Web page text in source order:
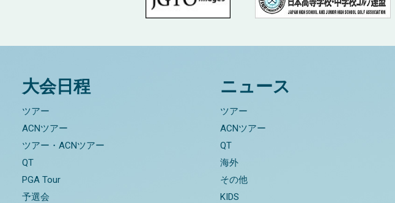
大会日程
ツアー
ACNツアー
ツアー・ACNツアー
QT
PGA Tour
予選会
ニュース
ツアー
ACNツアー
QT
海外
その他
KIDS